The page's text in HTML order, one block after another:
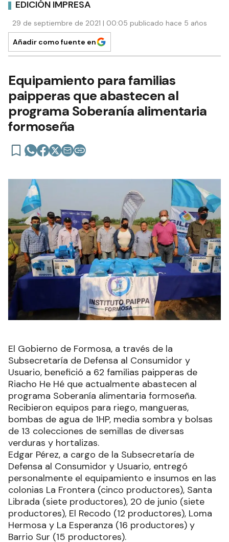
EDICIÓN IMPRESA
29 de septiembre de 2021 | 00:05 publicado hace 5 años
Añadir como fuente en
Equipamiento para familias
paipperas que abastecen al
programa Soberanía alimentaria
formoseña
El Gobierno de Formosa, a través de la
Subsecretaría de Defensa al Consumidor y
Usuario, benefició a 62 familias paipperas de
Riacho He Hé que actualmente abastecen al
programa Soberanía alimentaria formoseña.
Recibieron equipos para riego, mangueras,
bombas de agua de 1HP, media sombra y bolsas
de 13 colecciones de semillas de diversas
verduras y hortalizas.
Edgar Pérez, a cargo de la Subsecretaría de
Defensa al Consumidor y Usuario, entregó
personalmente el equipamiento e insumos en las
colonias La Frontera (cinco productores), Santa
Librada (siete productores), 20 de junio (siete
productores), El Recodo (12 productores), Loma
Hermosa y La Esperanza (16 productores) y
Barrio Sur (15 productores).